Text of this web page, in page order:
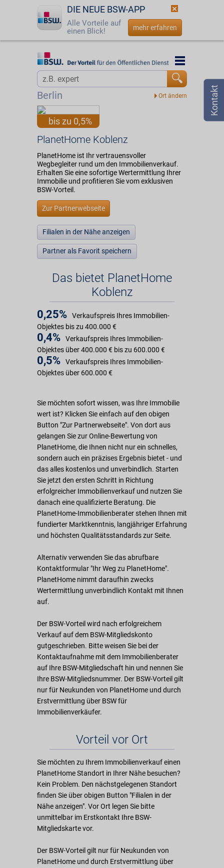
DIE NEUE BSW-APP
Alle Vorteile auf
einen Blick!
mehr erfahren
Startseite
Jetzt BSW-Mitglied werden
Login
Berlin
Startseite
Vorteilswelt
bis zu 0,5%
PlanetHome Koblenz
PlanetHome ist Ihr vertrauensvoller
Wegbegleiter rund um den Immobilienverkauf.
Erhalten Sie eine sofortige Wertermittlung Ihrer
Immobilie und profitieren Sie vom exklusiven
BSW-Vorteil.
Zur Partnerwebseite
Filialen in der Nähe anzeigen
Partner als Favorit speichern
Das bietet PlanetHome
Koblenz
0,25%
Verkaufspreis Ihres Immobilien-
Objektes bis zu 400.000 €
0,4%
Verkaufspreis Ihres Immobilien-
Objektes über 400.000 € bis zu 600.000 €
0,5%
Verkaufspreis Ihres Immobilien-
Objektes über 600.000 €
Sie möchten sofort wissen, was Ihre Immobilie
wert ist? Klicken Sie einfach auf den obigen
Button "Zur Partnerwebseite". Von dort aus
gelangen Sie zur Online-Bewertung von
PlanetHome, die Ihnen nicht nur ein schnelles,
sondern auch ein präzises Ergebnis bietet - und
das alles kostenlos und unverbindlich. Starten
Sie jetzt den ersten Schritt in Richtung
erfolgreicher Immobilienverkauf und nutzen Sie
danach eine qualifizierte Beratung. Die
PlanetHome-Immobilienberater stehen Ihnen mit
fundierter Marktkenntnis, langjähriger Erfahrung
und höchsten Qualitätsstandards zur Seite.
Alternativ verwenden Sie das abrufbare
Kontaktformular "Ihr Weg zu PlanetHome".
PlanetHome nimmt daraufhin zwecks
Wertermittlung unverbindlich Kontakt mit Ihnen
auf.
Der BSW-Vorteil wird nach erfolgreichem
Verkauf auf dem BSW-Mitgliedskonto
gutgeschrieben. Bitte weisen Sie bei der
Kontaktaufnahme mit dem Immobilienberater
auf Ihre BSW-Mitgliedschaft hin und nennen Sie
Ihre BSW-Mitgliedsnummer. Der BSW-Vorteil gilt
nur für Neukunden von PlanetHome und durch
Erstvermittlung über BSW für
Immobilienverkäufer.
Vorteil vor Ort
Sie möchten zu Ihrem Immobilienverkauf einen
PlanetHome Standort in Ihrer Nähe besuchen?
Kein Problem. Den nächstgelegenen Standort
finden Sie über obigen Button "Filialen in der
Nähe anzeigen". Vor Ort legen Sie bitte
unmittelbar im Erstkontakt Ihre BSW-
Mitgliedskarte vor.
Der BSW-Vorteil gilt nur für Neukunden von
PlanetHome und durch Erstvermittlung über